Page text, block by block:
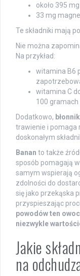
około 395
33 mg
Te składniki mają
Nie można
Na przykład:
witamina B6
witamina C
100 gramach
Dodatkowo, błonnik
trawienie i pomaga
doskonałym
Banan to także
sposób pomagają
samym wspierają
zdolności do
się jako przekąska
przyspieszając
powodów ten
niezwykle
Jakie
na